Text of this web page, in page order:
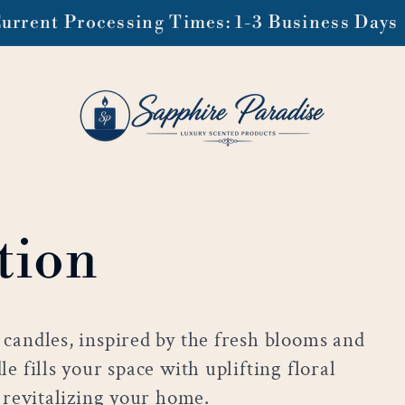
Processing Times: 1-3 Business Days
inspired by the fresh blooms and
fills your space with uplifting floral
your home.